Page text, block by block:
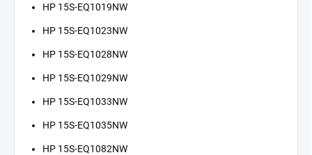
HP 15S-EQ1019NW
HP 15S-EQ1023NW
HP 15S-EQ1028NW
HP 15S-EQ1029NW
HP 15S-EQ1033NW
HP 15S-EQ1035NW
HP 15S-EQ1082NW